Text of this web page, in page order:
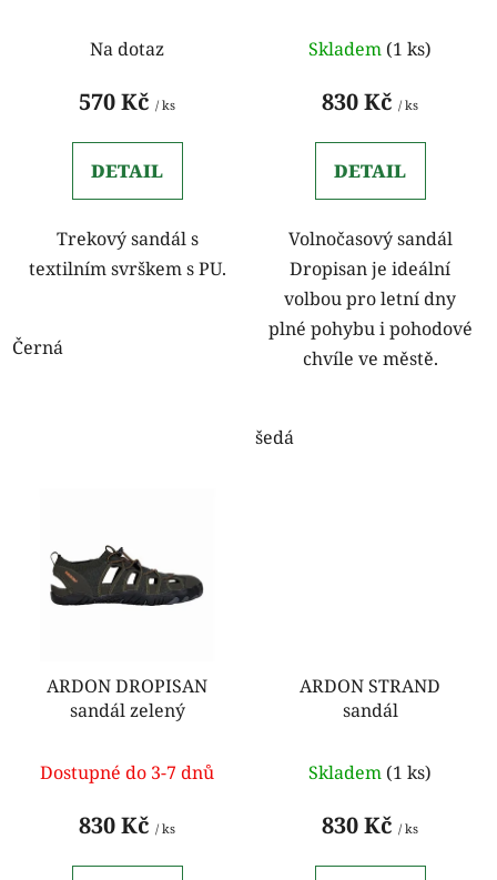
Na dotaz
570 Kč / ks
DETAIL
Trekový sandál s
textilním svrškem s PU.
Černá
Skladem (1 ks)
830 Kč / ks
DETAIL
Volnočasový sandál
Dropisan je ideální
volbou pro letní dny
plné pohybu i pohodové
chvíle ve městě.
šedá
ARDON DROPISAN
sandál zelený
Dostupné do 3-7 dnů
830 Kč / ks
ARDON STRAND
sandál
Skladem (1 ks)
830 Kč / ks